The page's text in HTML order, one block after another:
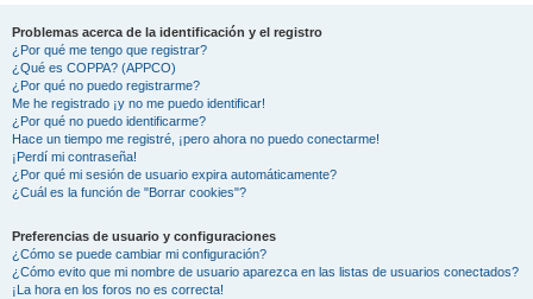
Problemas acerca de la identificación y el registro
¿Por qué me tengo que registrar?
¿Qué es COPPA? (APPCO)
¿Por qué no puedo registrarme?
Me he registrado ¡y no me puedo identificar!
¿Por qué no puedo identificarme?
Hace un tiempo me registré, ¡pero ahora no puedo conectarme!
¡Perdí mi contraseña!
¿Por qué mi sesión de usuario expira automáticamente?
¿Cuál es la función de "Borrar cookies"?
Preferencias de usuario y configuraciones
¿Cómo se puede cambiar mi configuración?
¿Cómo evito que mi nombre de usuario aparezca en las listas de usuarios conectados?
¡La hora en los foros no es correcta!